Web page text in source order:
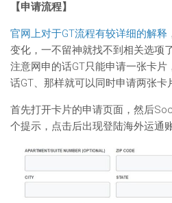
【申请流程】
官网上对于GT流程有较详细的解释
变化，一不留神就找不到相关选项
注意网申的话GT只能申请一张卡
话GT、那样就可以同时申请两张卡
首先打开卡片的申请页面，然后
个提示，点击后出现登陆海外运通